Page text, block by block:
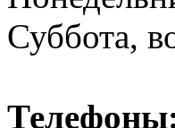
Суббота,